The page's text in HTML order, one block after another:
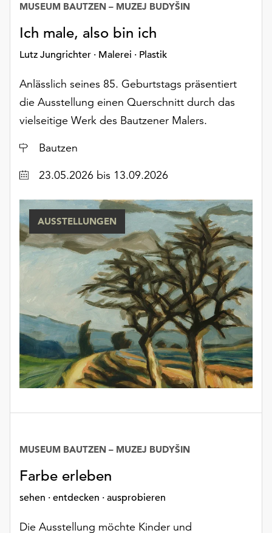
Sie
die
verwendeten
Cookies
erreichen
die
Einstellungen
die
„Auswählen“.
Weitere
Informationen
finden
Sie
Datenschutzerklärung
oder
dem
Impressum
Ich male, also bin ich
Lutz Jungrichter · Malerei · Plastik
MUSEUM BAUTZEN – MUZEJ BUDYŠIN
Anlässlich seines 85. Geburtstags präsentiert
die Ausstellung einen Querschnitt durch das
vielseitige Werk des Bautzener Malers.
Ort
Bautzen
Datum23.05.2026 bis 13.09.2026
AUSSTELLUNGEN
Farbe erleben
sehen · entdecken · ausprobieren
MUSEUM BAUTZEN – MUZEJ BUDYŠIN
Die Ausstellung möchte Kinder und